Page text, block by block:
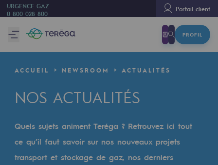
URGENCE GAZ
0 800 028 800
Portail client
PROFIL
Nous sommes
Teréga
Accélérateur de la transition énergétique
Un réseau local et européen
ACCUEIL NEWSROOM ACTUALITÉS
NOS ACTUALITÉS
Quels sujets animent Teréga ? Retrouvez ici tout
ce qu’il faut savoir sur nos nouveaux projets
transport et stockage de gaz, nos derniers